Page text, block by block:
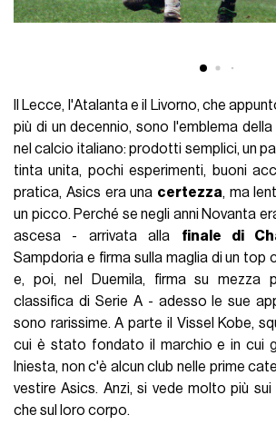
Il Lecce, l'Atalanta e il Livorno, che
più di un decennio, sono l'emblema
nel calcio italiano: prodotti semplici, un
tinta unita, pochi esperimenti, buoni
pratica, Asics era una certezza, ma
un picco. Perché se negli anni Novanta
ascesa - arrivata alla finale di
Sampdoria e firma sulla maglia di un top
e, poi, nel Duemila, firma su mezza
classifica di Serie A - adesso le sue
sono rarissime. A parte il Vissel Kobe,
cui è stato fondato il marchio e in cui
Iniesta, non c'è alcun club nelle prime
vestire Asics. Anzi, si vede molto più
che sul loro corpo.